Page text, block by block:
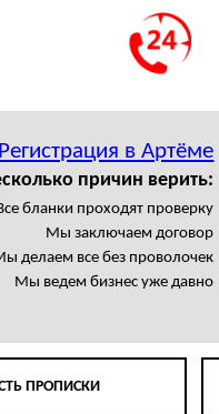
Регистрация в Артёме
причин верить:
бланки проходят проверку
Мы заключаем договор
делаем все без проволочек
Мы ведем бизнес уже давно
ПРОПИСКИ